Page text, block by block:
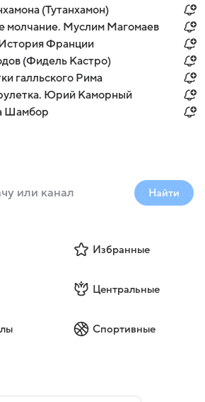
(Тутанхамон)
молчание. Муслим Магомаев
Франции
(Фидель Кастро)
галльского Рима
Юрий Каморный
Шамбор
Найти
Избранные
Центральные
Спортивные